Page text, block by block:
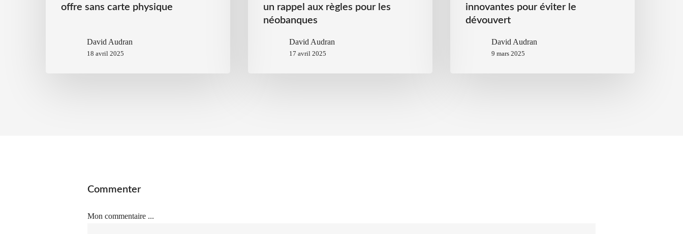
offre sans carte physique
David Audran
18 avril 2025
un rappel aux règles pour les
néobanques
David Audran
17 avril 2025
innovantes pour éviter le
dévouvert
David Audran
9 mars 2025
Commenter
Mon commentaire ...